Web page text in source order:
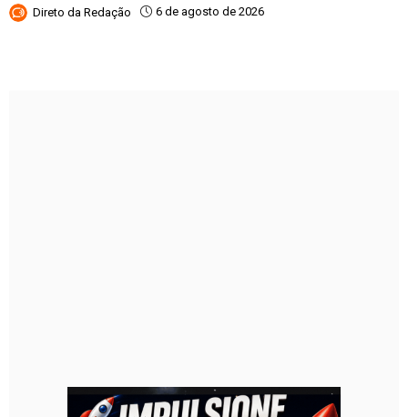
Direto da Redação 6 de agosto de 2026